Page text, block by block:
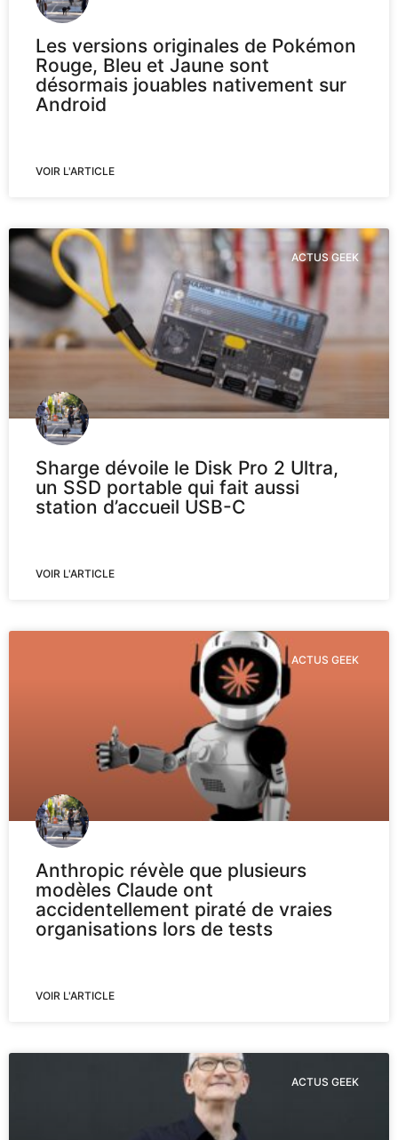
Les versions originales de Pokémon
Rouge, Bleu et Jaune sont
désormais jouables nativement sur
Android
VOIR L'ARTICLE
ACTUS GEEK
Sharge dévoile le Disk Pro 2 Ultra,
un SSD portable qui fait aussi
station d’accueil USB-C
VOIR L'ARTICLE
ACTUS GEEK
Anthropic révèle que plusieurs
modèles Claude ont
accidentellement piraté de vraies
organisations lors de tests
VOIR L'ARTICLE
ACTUS GEEK